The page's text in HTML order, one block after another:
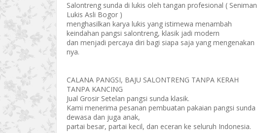
Salontreng sunda di lukis oleh tangan profesional ( Seniman
Lukis Asli Bogor )
menghasilkan karya lukis yang istimewa menambah
keindahan pangsi salontreng, klasik jadi modern
dan menjadi percaya diri bagi siapa saja yang mengenakan
nya.
CALANA PANGSI, BAJU SALONTRENG TANPA KERAH
TANPA KANCING
Jual Grosir Setelan pangsi sunda klasik.
Kami menerima pesanan pembuatan pakaian pangsi sunda
dewasa dan juga anak,
partai besar, partai kecil, dan eceran ke seluruh Indonesia.